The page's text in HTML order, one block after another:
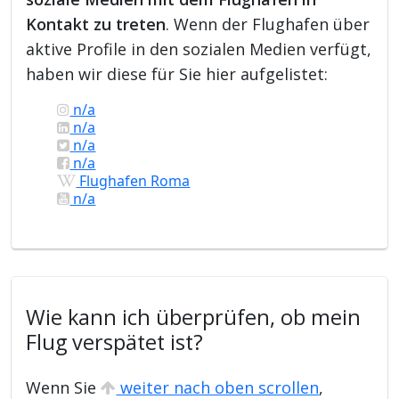
Kontakt zu treten. Wenn der Flughafen über
aktive Profile in den sozialen Medien verfügt,
haben wir diese für Sie hier aufgelistet:
n/a
n/a
n/a
n/a
Flughafen Roma
n/a
Wie kann ich überprüfen, ob mein
Flug verspätet ist?
Wenn Sie weiter nach oben scrollen,